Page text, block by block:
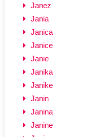
Janez
Jania
Janica
Janice
Janie
Janika
Janike
Janin
Janina
Janine